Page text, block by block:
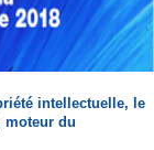
intellectuelle, le
moteur du